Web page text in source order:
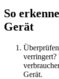
So
Gerät
verringert?
Gerät.